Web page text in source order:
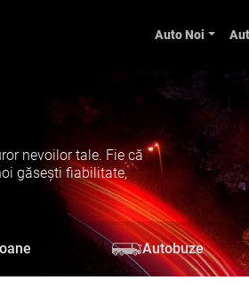
Auto Noi
nevoilor tale. Fie că
găsești fiabilitate,
Autobuze